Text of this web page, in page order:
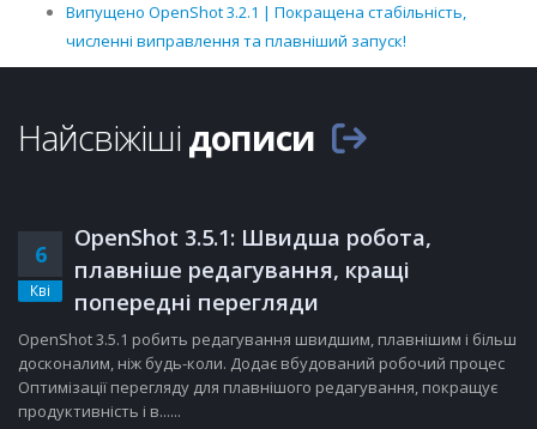
Випущено OpenShot 3.2.1 | Покращена стабільність,
численні виправлення та плавніший запуск!
Найсвіжішідописи
6
Кві
OpenShot 3.5.1: Швидша робота,
плавніше редагування, кращі
попередні перегляди
OpenShot 3.5.1 робить редагування швидшим, плавнішим і більш
досконалим, ніж будь-коли. Додає вбудований робочий процес
Оптимізації перегляду для плавнішого редагування, покращує
продуктивність і в......